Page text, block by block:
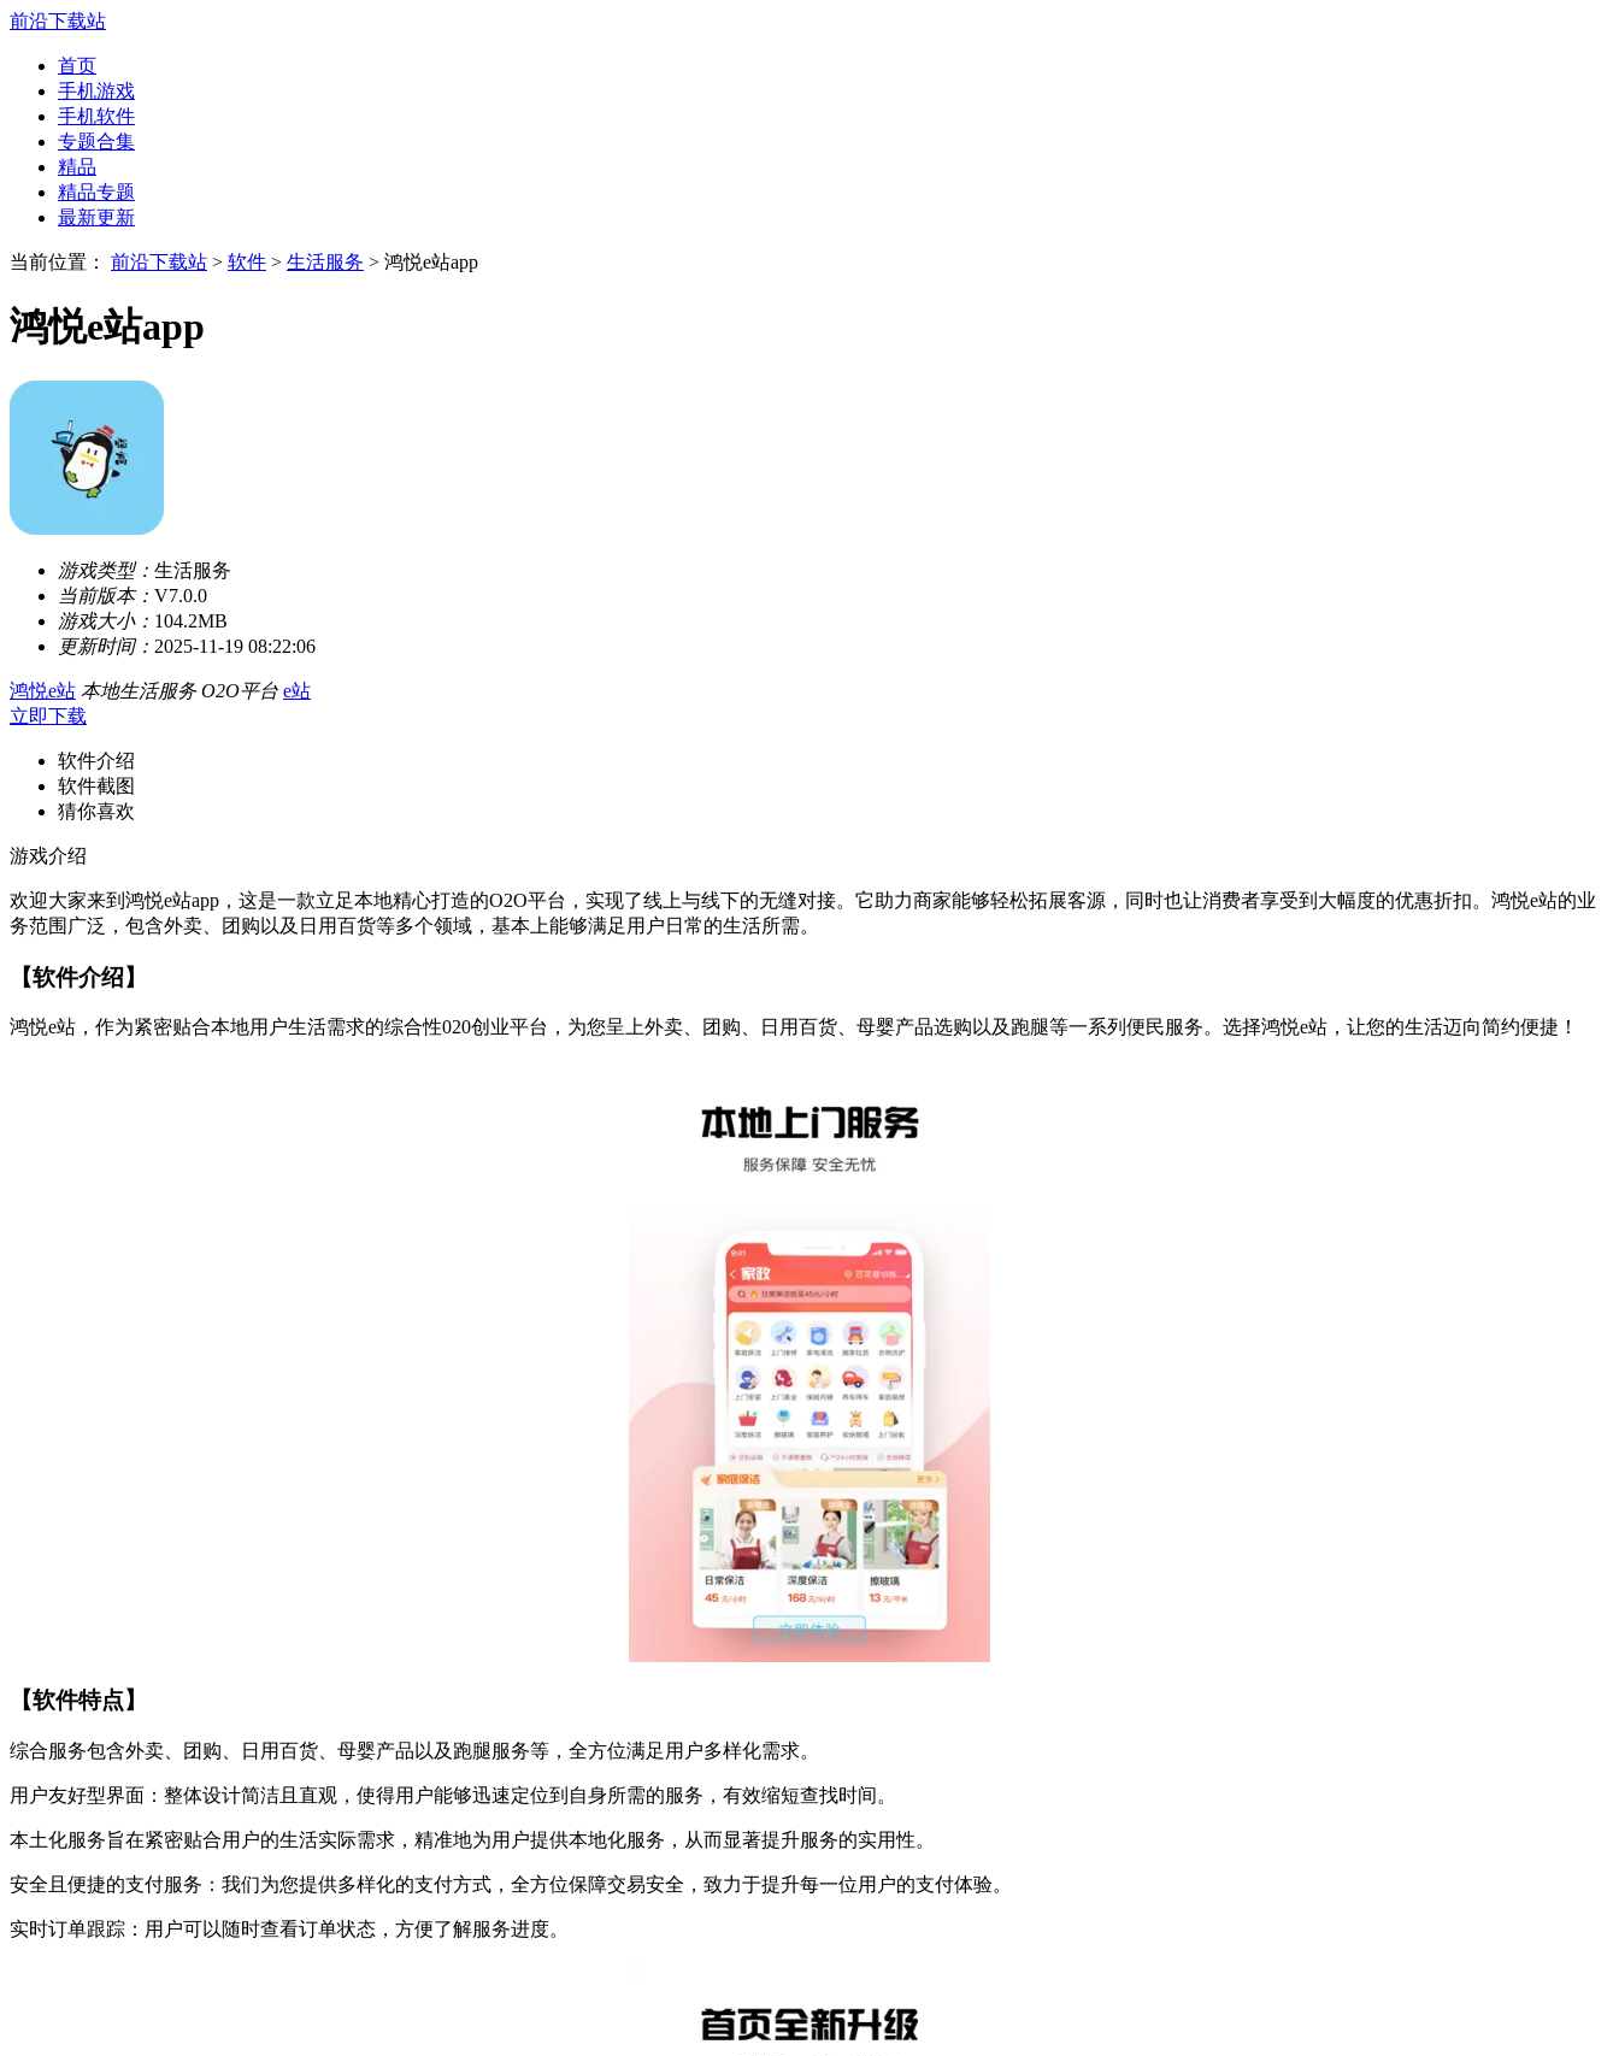
前沿下载站
首页
手机游戏
手机软件
专题合集
精品
精品专题
最新更新
当前位置： 前沿下载站 > 软件 > 生活服务 > 鸿悦e站app
鸿悦e站app
游戏类型： 生活服务
当前版本： V7.0.0
游戏大小： 104.2MB
更新时间： 2025-11-19 08:22:06
鸿悦e站 本地生活服务 O2O平台 e站
立即下载
软件介绍
软件截图
猜你喜欢
游戏介绍
欢迎大家来到鸿悦e站app，这是一款立足本地精心打造的O2O平台，实现了线上与线下的无缝对接。它助力商家能够轻松拓展客源，同时也让消费者享受到大幅度的优惠折扣。鸿悦e站的业
务范围广泛，包含外卖、团购以及日用百货等多个领域，基本上能够满足用户日常的生活所需。
【软件介绍】
鸿悦e站，作为紧密贴合本地用户生活需求的综合性020创业平台，为您呈上外卖、团购、日用百货、母婴产品选购以及跑腿等一系列便民服务。选择鸿悦e站，让您的生活迈向简约便捷！
【软件特点】
综合服务包含外卖、团购、日用百货、母婴产品以及跑腿服务等，全方位满足用户多样化需求。
用户友好型界面：整体设计简洁且直观，使得用户能够迅速定位到自身所需的服务，有效缩短查找时间。
本土化服务旨在紧密贴合用户的生活实际需求，精准地为用户提供本地化服务，从而显著提升服务的实用性。
安全且便捷的支付服务：我们为您提供多样化的支付方式，全方位保障交易安全，致力于提升每一位用户的支付体验。
实时订单跟踪：用户可以随时查看订单状态，方便了解服务进度。